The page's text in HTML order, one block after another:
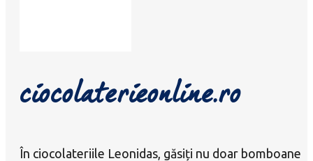
ciocolaterieonline.ro
În ciocolateriile Leonidas, găsiți nu doar bomboane